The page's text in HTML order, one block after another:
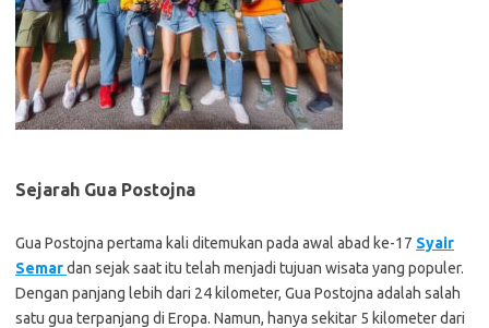
Sejarah Gua Postojna
Gua Postojna pertama kali ditemukan pada awal abad ke-17 Syair
Semardan sejak saat itu telah menjadi tujuan wisata yang populer.
Dengan panjang lebih dari 24 kilometer, Gua Postojna adalah salah
satu gua terpanjang di Eropa. Namun, hanya sekitar 5 kilometer dari